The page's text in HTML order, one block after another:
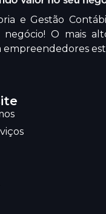
e Gestão
O mais
empreendedores